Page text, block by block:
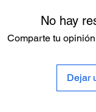
No hay
Comparte tu
Dejar